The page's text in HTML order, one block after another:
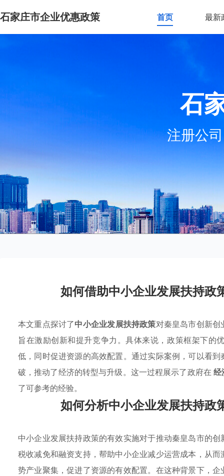
石家庄市企业优惠政策 首页 最新
石
注册公
如何借助中小企业发展扶持政
本文重点探讨了中小企业发展扶持政策对秦皇岛市创新
旨在激励创新和提升竞争力。具体来说，政策框架下的
低，同时促进资源的高效配置。通过实际案例，可以看
破，推动了经济的转型与升级。这一过程展示了政府在经
了可参考的经验。
如何分析中小企业发展扶持政
中小企业发展扶持政策的有效实施对于推动秦皇岛市的
税收减免和融资支持，帮助中小企业减少运营成本，从
势产业聚集，促进了资源的有效配置。在这种背景下，